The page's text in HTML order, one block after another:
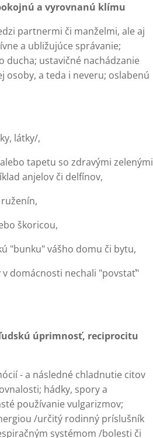
a vyrovnanú klímu
partnermi či manželmi, ale aj
a ubližujúce správanie;
ducha; ustavičné nachádzanie
a teda i neveru; oslabenú
látky/,
tapetu so zdravými zelenými
anjelov či delfínov,
škoricou,
"bunku" vášho domu či bytu,
domácnosti nechali "povstať"
úprimnosť, reciprocitu
- a následné chladnutie citov
hádky, spory a
používanie vulgarizmov;
/určitý rodinný príslušník
systémom /bolesti či